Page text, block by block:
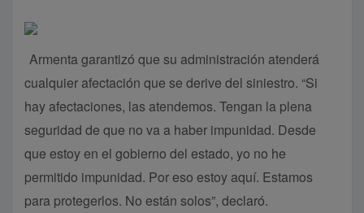
Armenta garantizó que su administración atenderá
cualquier afectación que se derive del siniestro. “Si
hay afectaciones, las atendemos. Tengan la plena
seguridad de que no va a haber impunidad. Desde
que estoy en el gobierno del estado, yo no he
permitido impunidad. Por eso estoy aquí. Estamos
para protegerlos. No están solos”, declaró.